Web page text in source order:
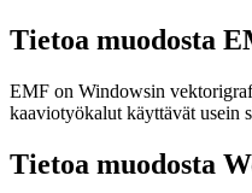
Tietoa muodosta
EMF on Windowsin
kaaviotyökalut käyttävät usein
Tietoa muodosta